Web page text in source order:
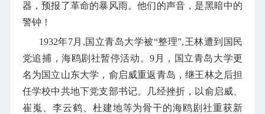
器，预报了革命的暴风雨。他们的声音，是黑暗中的
警钟！
1932年7月 ,国立青岛大学被“整理”,王林遭到国民
党追捕，海鸥剧社暂停活动。9 月，国立青岛大学更
名为国立山东大学，俞启威重返青岛，继王林之后担
任学校中共地下党支部书记。几经挫折，以俞启威、
崔嵬、李云鹤、杜建地等为骨干的海鸥剧社重获新